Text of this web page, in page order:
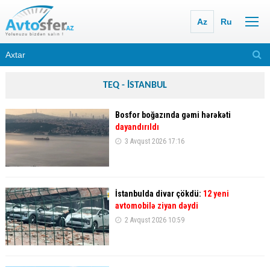
Az Ru
TEQ - İSTANBUL
Bosfor boğazında gəmi hərəkəti
dayandırıldı
3 Avqust 2026 17:16
İstanbulda divar çökdü: 12 yeni
avtomobilə ziyan dəydi
2 Avqust 2026 10:59